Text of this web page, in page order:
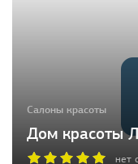
Салоны красоты
Дом красоты
нет